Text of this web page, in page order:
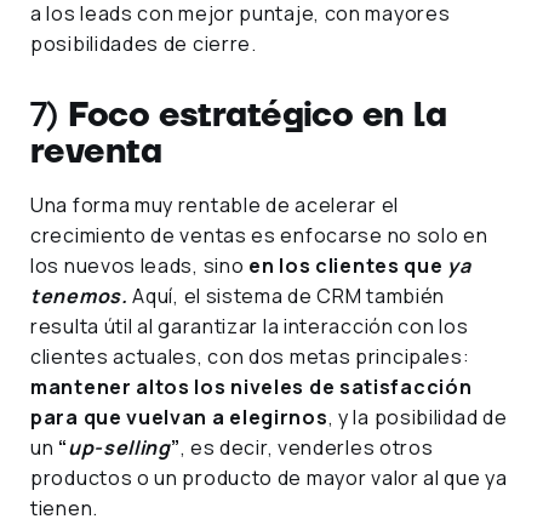
a los leads con mejor puntaje, con mayores
posibilidades de cierre.
7) Foco estratégico en la
reventa
Una forma muy rentable de acelerar el
crecimiento de ventas es enfocarse no solo en
los nuevos leads, sino en los clientes que ya
tenemos.Aquí, el sistema de CRM también
resulta útil al garantizar la interacción con los
clientes actuales, con dos metas principales:
mantener altos los niveles de satisfacción
para que vuelvan a elegirnos, y la posibilidad de
un “up-selling”, es decir, venderles otros
productos o un producto de mayor valor al que ya
tienen.